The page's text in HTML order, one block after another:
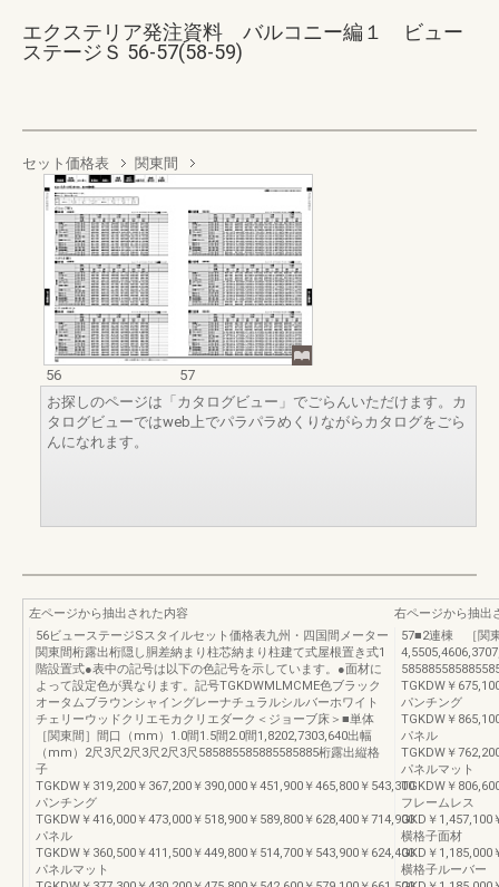
エクステリア発注資料 バルコニー編１ ビュー
ステージＳ 56-57(58-59)
セット価格表 関東間
56
57
お探しのページは「カタログビュー」でごらんいただけます。カ
タログビューではweb上でパラパラめくりながらカタログをごら
んになれます。
左ページから抽出された内容
56ビューステージSスタイルセット価格表九州・四国間メーター
関東間桁露出桁隠し胴差納まり柱芯納まり柱建て式屋根置き式1
階設置式●表中の記号は以下の色記号を示しています。●面材に
よって設定色が異なります。記号TGKDWMLMCME色ブラック
オータムブラウンシャイングレーナチュラルシルバーホワイト
チェリーウッドクリエモカクリエダーク＜ジョーブ床＞■単体
［関東間］間口（mm）1.0間1.5間2.0間1,8202,7303,640出幅
（mm）2尺3尺2尺3尺2尺3尺585885585885585885桁露出縦格
子
TGKDW￥319,200￥367,200￥390,000￥451,900￥465,800￥543,300
パンチング
TGKDW￥416,000￥473,000￥518,900￥589,800￥628,400￥714,900
パネル
TGKDW￥360,500￥411,500￥449,800￥514,700￥543,900￥624,400
パネルマット
右ページから抽出
57■2連棟 ［関
TGKDW￥
パンチング
TGKDW￥
パネル
TGKDW￥
パネルマット
TGKDW￥
フレームレス
GKD￥1,457,100
横格子面材
GKD￥1,185,000
横格子ルーバー